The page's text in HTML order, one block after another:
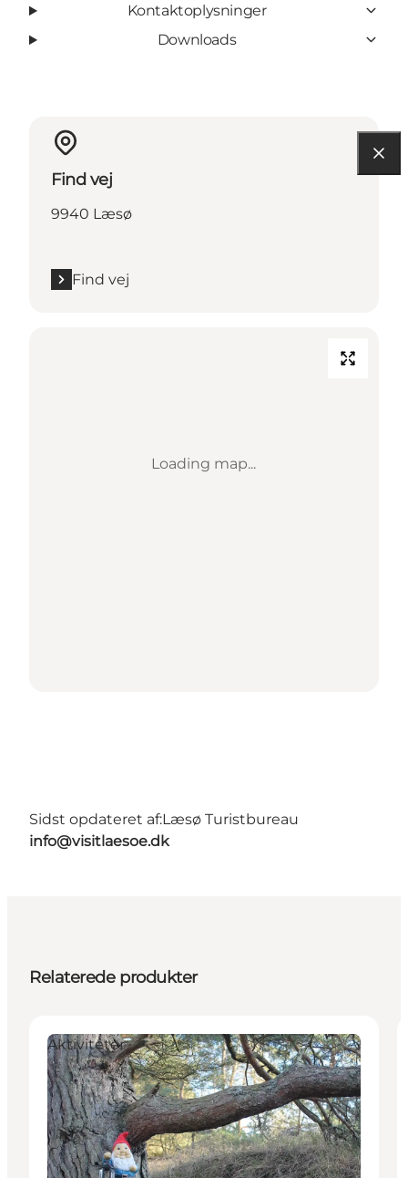
Kontaktoplysninger
Downloads
Find vej
9940 Læsø
Find vej
Loading map...
Sidst opdateret af:Læsø Turistbureau
info@visitlaesoe.dk
Relaterede produkter
Aktiviteter